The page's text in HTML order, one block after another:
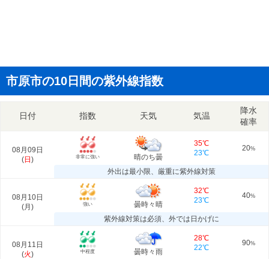
市原市の10日間の紫外線指数
日付 指数 天気 気温
降水
確率
08月09日
(日 ) 非常に強い 晴のち曇
35℃
23℃
20%
外出は最小限、厳重に紫外線対策
08月10日
(月 ) 強い 曇時々晴
32℃
23℃
40%
紫外線対策は必須、外では日かげに
08月11日
(火) 中程度 曇時々雨
28℃
22℃
90%